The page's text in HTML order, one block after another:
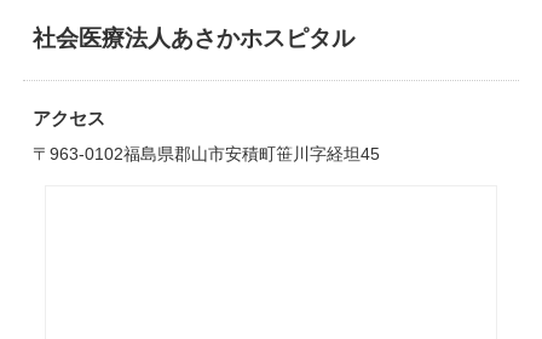
社会医療法人あさかホスピタル
アクセス
〒963-0102福島県郡山市安積町笹川字経坦45